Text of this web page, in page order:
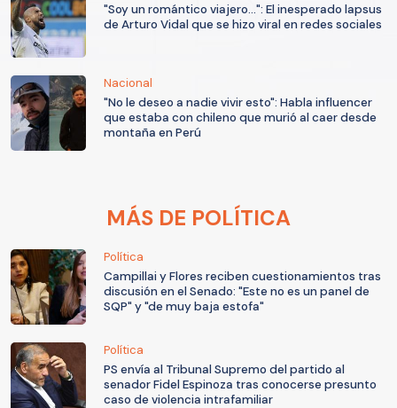
"Soy un romántico viajero...": El inesperado lapsus
de Arturo Vidal que se hizo viral en redes sociales
Nacional
"No le deseo a nadie vivir esto": Habla influencer
que estaba con chileno que murió al caer desde
montaña en Perú
MÁS DE POLÍTICA
Política
Campillai y Flores reciben cuestionamientos tras
discusión en el Senado: "Este no es un panel de
SQP" y "de muy baja estofa"
Política
PS envía al Tribunal Supremo del partido al
senador Fidel Espinoza tras conocerse presunto
caso de violencia intrafamiliar